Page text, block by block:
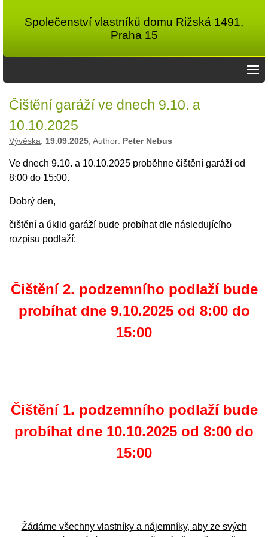
Společenství vlastníků domu Rižská 1491,
Praha 15
Čištění garáží ve dnech 9.10. a
10.10.2025
Vývěska: 19.09.2025, Author: Peter Nebus
Ve dnech 9.10. a 10.10.2025 proběhne čištění garáží od
8:00 do 15:00.
Dobrý den,
čištění a úklid garáží bude probíhat dle následujícího
rozpisu podlaží:
Čištění 2. podzemního podlaží bude
probíhat dne 9.10.2025 od 8:00 do
15:00
Čištění 1. podzemního podlaží bude
probíhat dne 10.10.2025 od 8:00 do
15:00
Žádáme všechny vlastníky a nájemníky, aby ze svých